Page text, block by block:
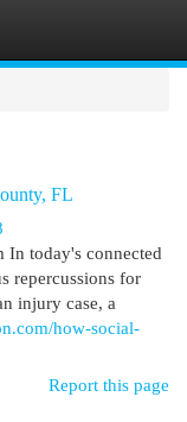
FL
today's connected
repercussions for
injury case, a
how-social-
Report this page